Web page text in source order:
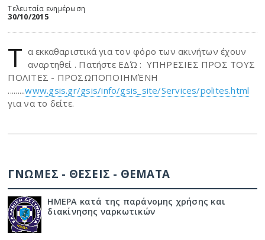
Τελευταία ενημέρωση
30/10/2015
Τ α εκκαθαριστικά για τον φόρο των ακινήτων έχουν
αναρτηθεί . Πατήστε ΕΔΏ : ΥΠΗΡΕΣΙΕΣ ΠΡΟΣ ΤΟΥΣ
ΠΟΛΙΤΕΣ - ΠΡΟΣΩΠΟΠΟΙΗΜΈΝΗ
.........www.gsis.gr/gsis/info/gsis_site/Services/polites.html
για να το δείτε.
ΓΝΩΜΕΣ - ΘΕΣΕΙΣ - ΘΕΜΑΤΑ
ΗΜΕΡΑ κατά της παράνομης χρήσης και
διακίνησης ναρκωτικών